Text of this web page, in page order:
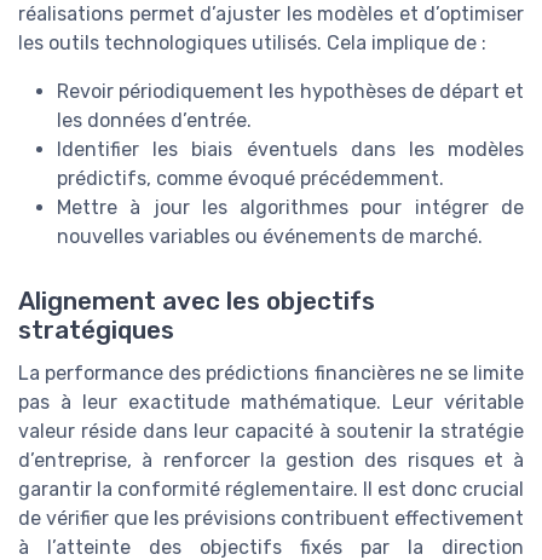
réalisations permet d’ajuster les modèles et d’optimiser
les outils technologiques utilisés. Cela implique de :
Revoir périodiquement les hypothèses de départ et
les données d’entrée.
Identifier les biais éventuels dans les modèles
prédictifs, comme évoqué précédemment.
Mettre à jour les algorithmes pour intégrer de
nouvelles variables ou événements de marché.
Alignement avec les objectifs
stratégiques
La performance des prédictions financières ne se limite
pas à leur exactitude mathématique. Leur véritable
valeur réside dans leur capacité à soutenir la stratégie
d’entreprise, à renforcer la gestion des risques et à
garantir la conformité réglementaire. Il est donc crucial
de vérifier que les prévisions contribuent effectivement
à l’atteinte des objectifs fixés par la direction